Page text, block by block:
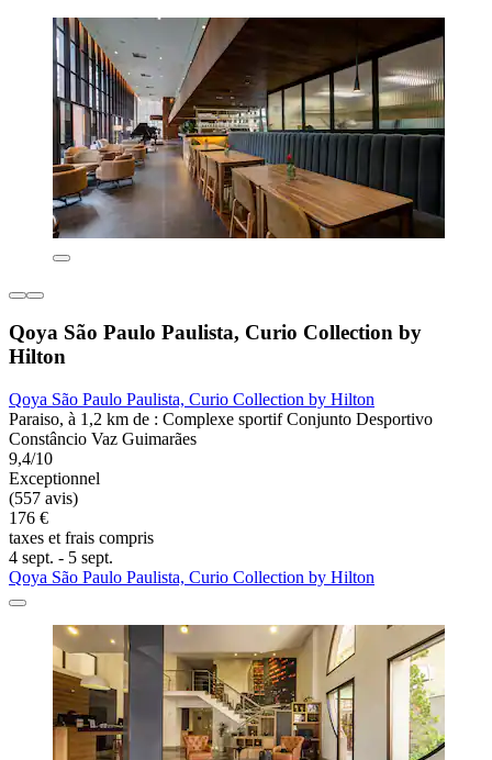
Qoya São Paulo Paulista, Curio Collection by
Hilton
Qoya São Paulo Paulista, Curio Collection by Hilton
Paraiso, à 1,2 km de : Complexe sportif Conjunto Desportivo
Constâncio Vaz Guimarães
9,4/10
Exceptionnel
(557 avis)
176 €
taxes et frais compris
4 sept. - 5 sept.
Qoya São Paulo Paulista, Curio Collection by Hilton